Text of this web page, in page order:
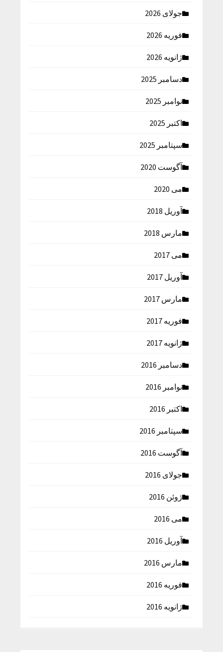
جولای 2026
فوریه 2026
ژانویه 2026
دسامبر 2025
نوامبر 2025
اکتبر 2025
سپتامبر 2025
آگوست 2020
می 2020
آوریل 2018
مارس 2018
می 2017
آوریل 2017
مارس 2017
فوریه 2017
ژانویه 2017
دسامبر 2016
نوامبر 2016
اکتبر 2016
سپتامبر 2016
آگوست 2016
جولای 2016
ژوئن 2016
می 2016
آوریل 2016
مارس 2016
فوریه 2016
ژانویه 2016